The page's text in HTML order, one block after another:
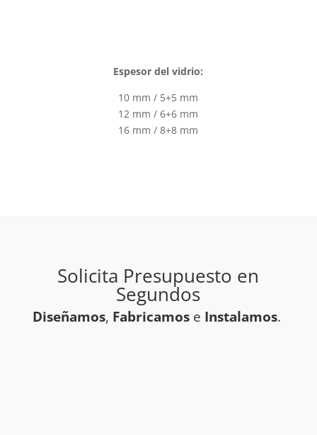
Espesor del vidrio:
10 mm / 5+5 mm
12 mm / 6+6 mm
16 mm / 8+8 mm
Solicita Presupuesto en
Segundos
Diseñamos, Fabricamos e Instalamos.